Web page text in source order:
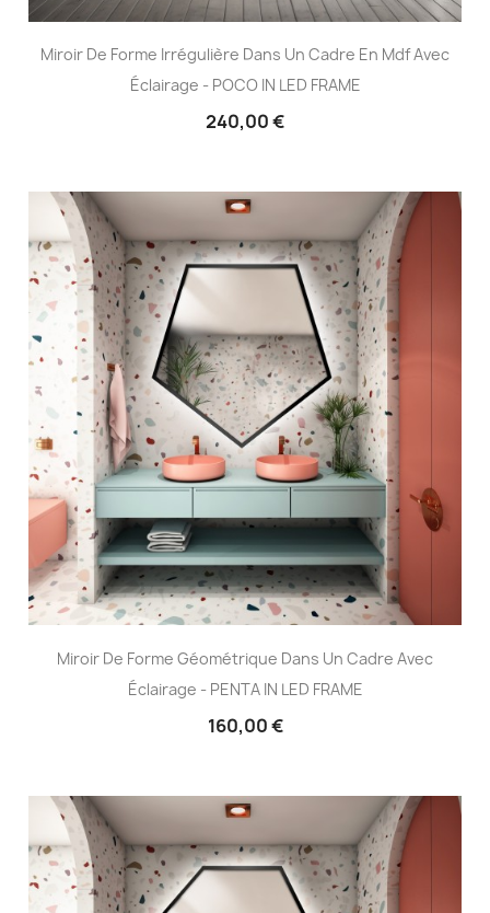
Miroir De Forme Irrégulière Dans Un Cadre En Mdf Avec
Éclairage - POCO IN LED FRAME
240,00 €
Miroir De Forme Géométrique Dans Un Cadre Avec
Éclairage - PENTA IN LED FRAME
160,00 €